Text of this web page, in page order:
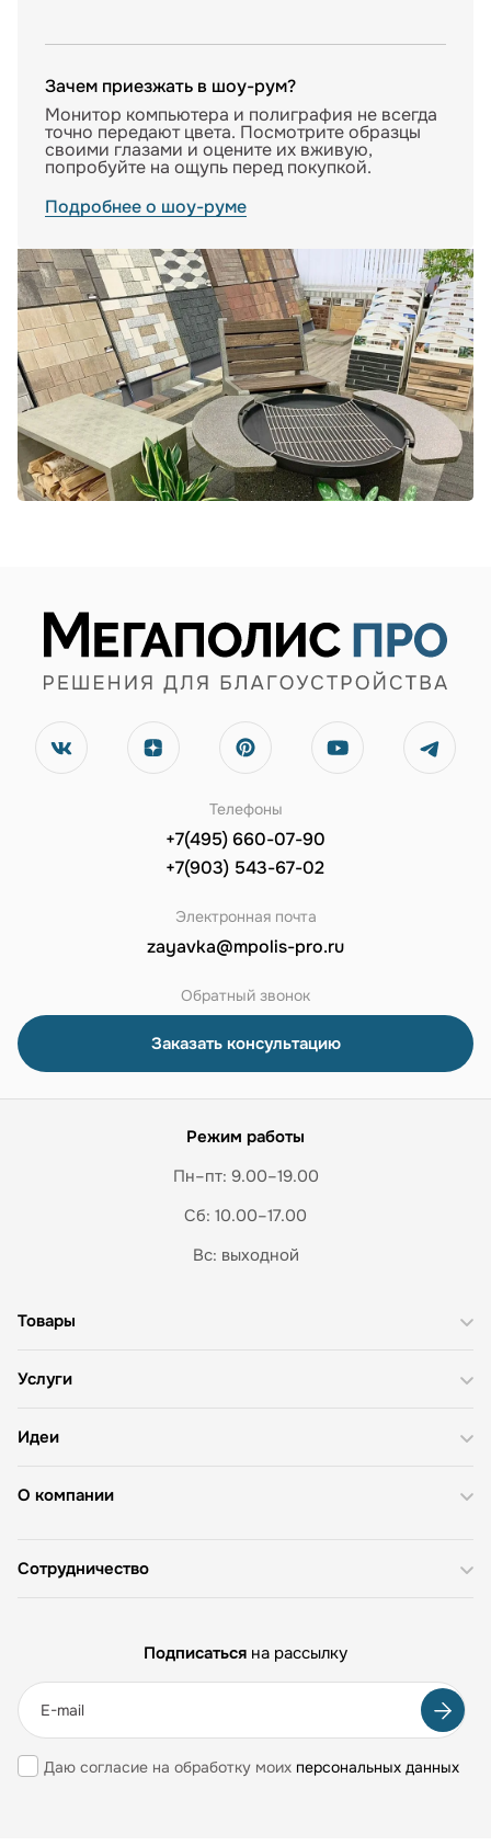
Зачем приезжать в шоу-рум?
Монитор компьютера и полиграфия не всегда
точно передают цвета. Посмотрите образцы
своими глазами и оцените их вживую,
попробуйте на ощупь перед покупкой.
Подробнее о шоу-руме
Телефоны
+7(495) 660-07-90
+7(903) 543-67-02
Электронная почта
zayavka@mpolis-pro.ru
Обратный звонок
Заказать консультацию
Режим работы
Пн–пт: 9.00–19.00
Сб: 10.00–17.00
Вс: выходной
О компании
Товары
Услуги
Идеи
Сотрудничество
Подписаться на рассылку
Даю согласие на обработку моих персональных данных